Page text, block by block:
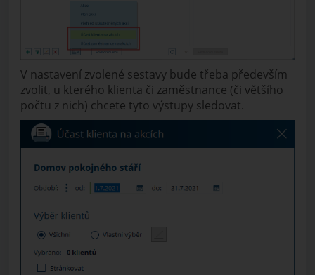
V nastavení zvolené sestavy bude třeba především
zvolit, u kterého klienta či zaměstnance (či většího
počtu z nich) chcete tyto výstupy sledovat.